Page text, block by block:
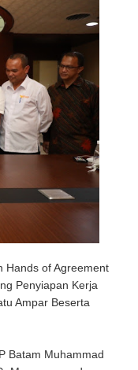
Hands of Agreement
Penyiapan Kerja
Ampar Beserta
Batam Muhammad